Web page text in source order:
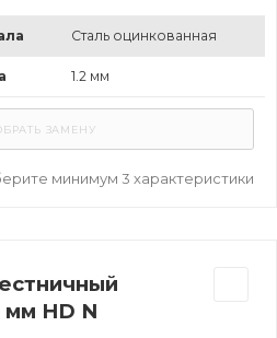
Сталь оцинкованная
1.2 мм
минимум 3 характеристики
мм HD N